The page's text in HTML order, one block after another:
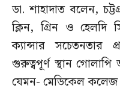
ডা. শাহাদাত বলেন,
ক্লিন, গ্রিন ও হেলদি
ক্যান্সার সচেতনতার
গুরুত্বপূর্ণ স্থান
যেমন- মেডিকেল কলেজ